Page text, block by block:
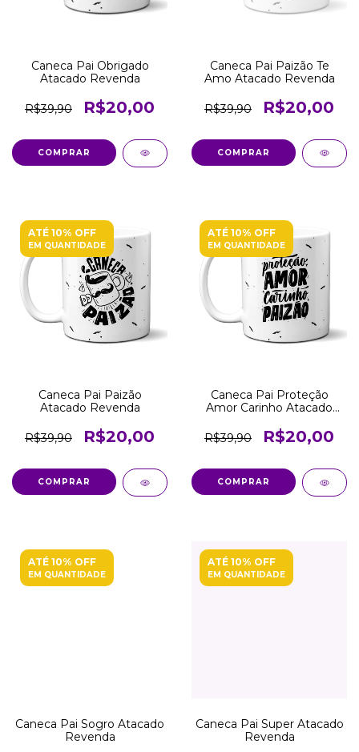
Caneca Pai Obrigado
Atacado Revenda
R$39,90 R$20,00
COMPRAR
Caneca Pai Paizão Te
Amo Atacado Revenda
R$39,90 R$20,00
COMPRAR
ATÉ 10% OFF
EM QUANTIDADE
Caneca Pai Paizão
Atacado Revenda
R$39,90 R$20,00
COMPRAR
ATÉ 10% OFF
EM QUANTIDADE
Caneca Pai Proteção
Amor Carinho Atacado
R$39,90
R$20,00
COMPRAR
ATÉ 10% OFF
EM QUANTIDADE
Caneca Pai Sogro Atacado
Revenda
ATÉ 10% OFF
EM QUANTIDADE
Caneca Pai Super Atacado
Revenda